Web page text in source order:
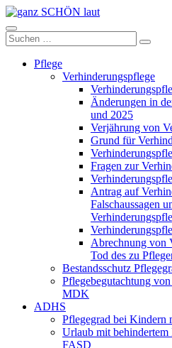
Zum
Inhalt
springen
ganz
SCHÖN
Suchen
nach:
Suchen
Pflege
Verhinderungspflege
Änderungen in
und 2025
Verjährung von
Grund für
Fragen zur
Antrag auf
Falschaussagen
Abrechnung von
Tod des zu
Bestandsschutz
Pflegebegutachtung
MDK
ADHS
Pflegegrad bei
Urlaub mit
FASD